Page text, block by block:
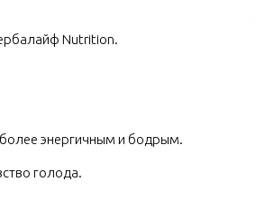
Nutrition.
энергичным и бодрым.
голода.